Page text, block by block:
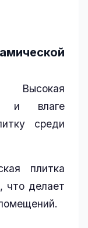
и влаге
среди
плитка
что делает